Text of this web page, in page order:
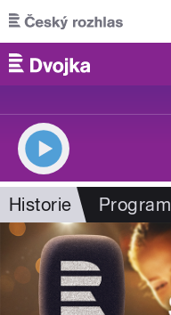
Přejít k hlavnímu obsahu
Historie Program